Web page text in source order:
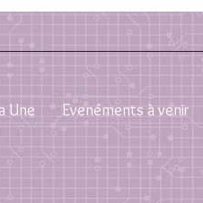
Une Evenéments à venir